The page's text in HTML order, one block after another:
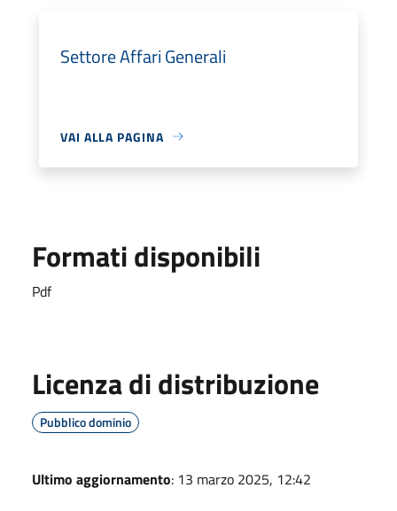
Settore Affari Generali
VAI ALLA PAGINA
Formati disponibili
Pdf
Licenza di distribuzione
Pubblico dominio
Ultimo aggiornamento: 13 marzo 2025, 12:42